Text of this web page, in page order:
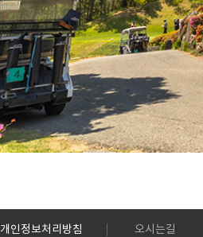
개인정보처리방침 오시는길